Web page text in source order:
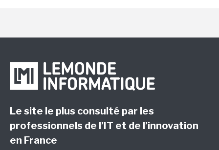
Le site le plus consulté par les
professionnels de l’IT et de l’innovation
en France